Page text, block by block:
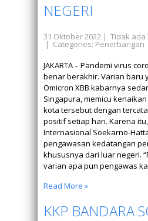
NEGERI
31 Oktober 2022 | Tidak
| Categories: Penerbangan
JAKARTA – Pandemi virus
benar berakhir. Varian baru
Omicron XBB kabarnya
Singapura, memicu
kota tersebut dengan
positif setiap hari. Karena
Internasional Soekarno-
pengawasan kedatangan
khususnya dari luar negeri.
varian apa pun pengawas
Read More »
KKP BANDARA